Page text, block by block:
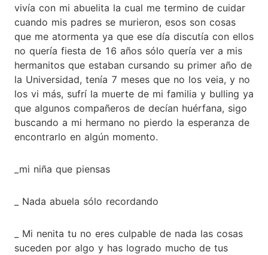
vivía con mi abuelita la cual me termino de cuidar
cuando mis padres se murieron, esos son cosas
que me atormenta ya que ese día discutía con ellos
no quería fiesta de 16 años sólo quería ver a mis
hermanitos que estaban cursando su primer año de
la Universidad, tenía 7 meses que no los veia, y no
los vi más, sufrí la muerte de mi familia y bulling ya
que algunos compañeros de decían huérfana, sigo
buscando a mi hermano no pierdo la esperanza de
encontrarlo en algún momento.
_mi niña que piensas
_ Nada abuela sólo recordando
_ Mi nenita tu no eres culpable de nada las cosas
suceden por algo y has logrado mucho de tus